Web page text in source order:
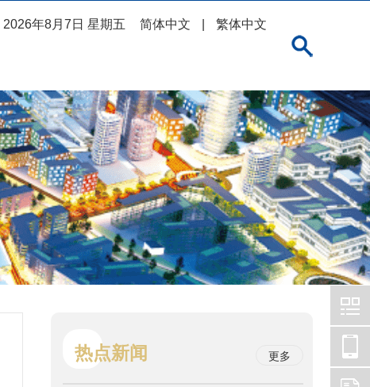
2026年8月7日 星期五 简体中文 繁体中文
热点新闻 更多